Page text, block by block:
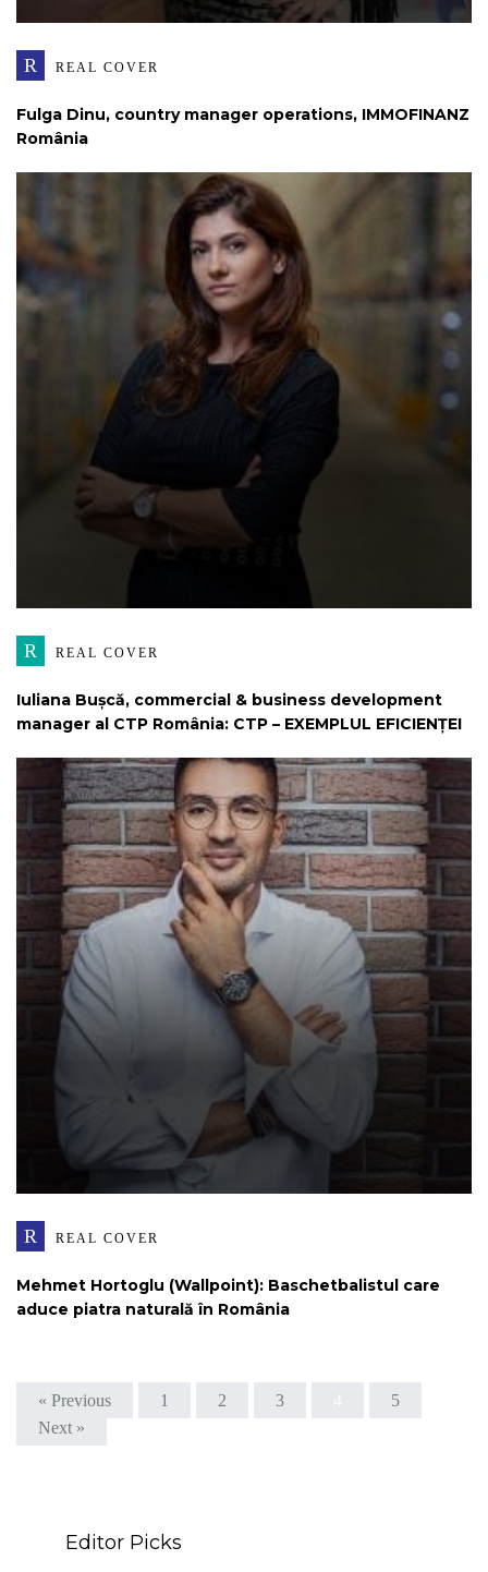
R REAL COVER
Fulga Dinu, country manager operations, IMMOFINANZ
România
R REAL COVER
Iuliana Bușcă, commercial & business development
manager al CTP România: CTP – EXEMPLUL EFICIENȚEI
R REAL COVER
Mehmet Hortoglu (Wallpoint): Baschetbalistul care
aduce piatra naturală în România
« Previous 1 2 3
5
Next »
Editor Picks